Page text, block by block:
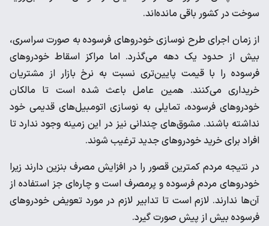
سوخت در کشور باقی مانده‌اند.
از زمان اجرای طرح نوسازی خودروهای فرسوده به صورت سراسری،
بیش از حدود یک دهه می‌گذرد. اما مراکز اسقاط خودروهای
فرسوده را با قیمت پایین‌تری نسبت به نرخ بازار از مشتریان
خریداری می‌کنند. همین عامل باعث شده است تا مالکان
خودروهای فرسوده، تمایلی به نوسازی اتومبیل‌های قدیمی خود
نداشته باشند. مشوق‌های چندانی نیز در این زمینه وجود ندارد تا
افراد برای خرید خودروهای جدید ترغیب شوند.
در نتیجه مردم کمترین قصور را در افزایش مصرف بنزین دارند زیرا
خودروهای مردم فرسوده و پرمصرف است و چاره‌ای جز استفاده از
آن‌ها ندارند. لازم است تا تدابیر لازم در مورد تعویض خودروهای
فرسوده بیش از پیش صورت گیرد.